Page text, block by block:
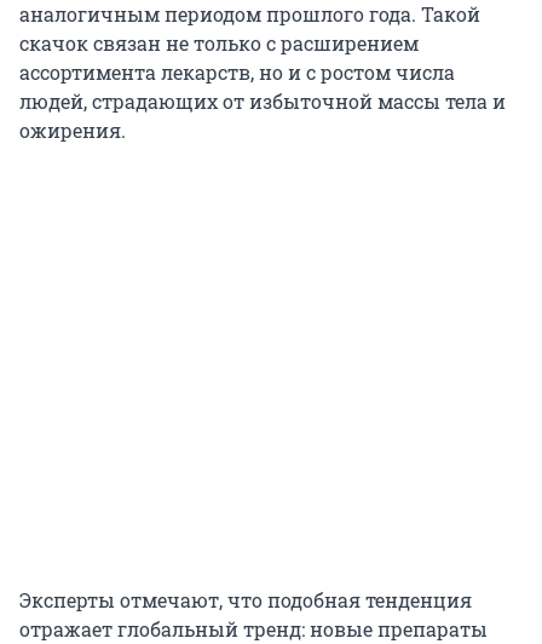
аналогичным периодом прошлого года. Такой
скачок связан не только с расширением
ассортимента лекарств, но и с ростом числа
людей, страдающих от избыточной массы тела и
ожирения.
Эксперты отмечают, что подобная тенденция
отражает глобальный тренд: новые препараты